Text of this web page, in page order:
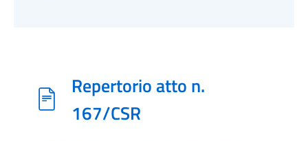
Repertorio atto n.
167/CSR